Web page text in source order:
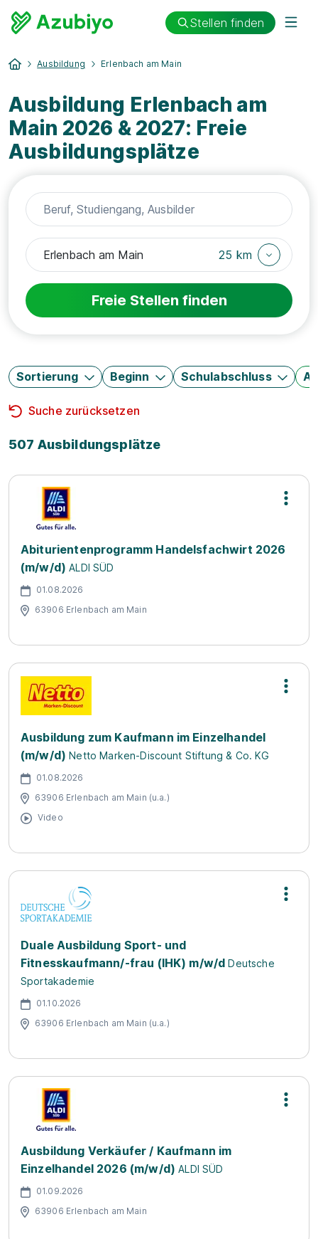
Stellen finden
Ausbildung Erlenbach am Main
Ausbildung Erlenbach am
Main 2026 & 2027: Freie
Ausbildungsplätze
25 km
Freie Stellen finden
Sortierung Beginn Schulabschluss
Suche zurücksetzen
507 Ausbildungsplätze
Abiturientenprogramm Handelsfachwirt 2026
(m/w/d) ALDI SÜD
01.08.2026
63906 Erlenbach am Main
Ausbildung zum Kaufmann im Einzelhandel
(m/w/d) Netto Marken-Discount Stiftung & Co. KG
01.08.2026
63906 Erlenbach am Main (u.a.)
Video
Duale Ausbildung Sport- und
Fitnesskaufmann/-frau (IHK) m/w/d Deutsche
Sportakademie
01.10.2026
63906 Erlenbach am Main (u.a.)
Ausbildung Verkäufer / Kaufmann im
Einzelhandel 2026 (m/w/d) ALDI SÜD
01.09.2026
63906 Erlenbach am Main